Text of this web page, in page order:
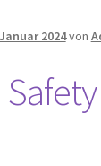
der Web
2024von